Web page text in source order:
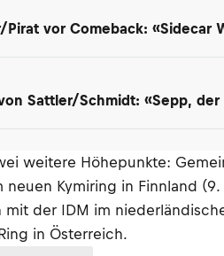
vor Comeback: «Sidecar
Sattler/Schmidt: «Sepp,
weitere Höhepunkte:
neuen Kymiring in Finnland
mit der IDM im
in Österreich.